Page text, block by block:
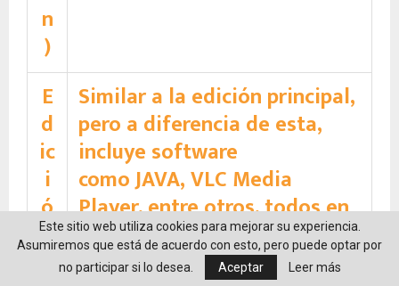
n
)
E
d
ic
i
ó
n
Similar a la edición principal,
pero a diferencia de esta,
incluye software
como JAVA, VLC Media
Player, entre otros, todos en
un sólo DVD. Está dirigida a
usuarios que requieran de
Este sitio web utiliza cookies para mejorar su experiencia.
Asumiremos que está de acuerdo con esto, pero puede optar por
no participar si lo desea.
Aceptar Leer más